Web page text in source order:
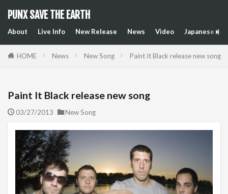
PUNX SAVE THE EARTH
About Live Info New Release News Video Japanese
HOME News New Song Paint It Black release new song
Paint It Black release new song
03/27/2013 New Song